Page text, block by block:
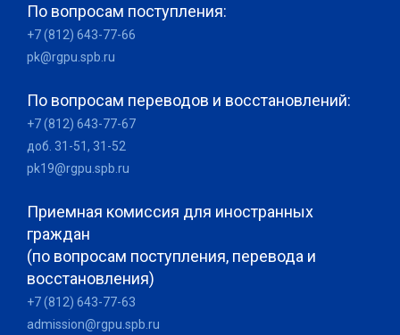
По вопросам поступления:
+7 (812) 643-77-66
pk@rgpu.spb.ru
По вопросам переводов и восстановлений:
+7 (812) 643-77-67
доб. 31-51, 31-52
pk19@rgpu.spb.ru
Приемная комиссия для иностранных
граждан
(по вопросам поступления, перевода и
восстановления)
+7 (812) 643-77-63
admission@rgpu.spb.ru